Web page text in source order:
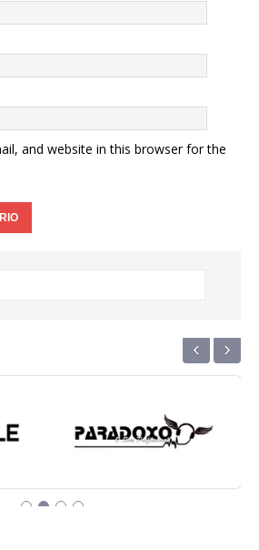
and website in this browser for the
‹ ›